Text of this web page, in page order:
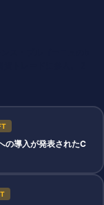
導入が発表されたC